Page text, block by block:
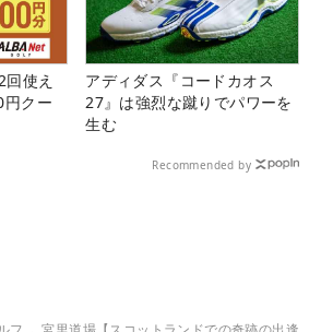
使え
クー
アディダス『コードカオス
27』は強烈な蹴りでパワーを
生む
Recommended by